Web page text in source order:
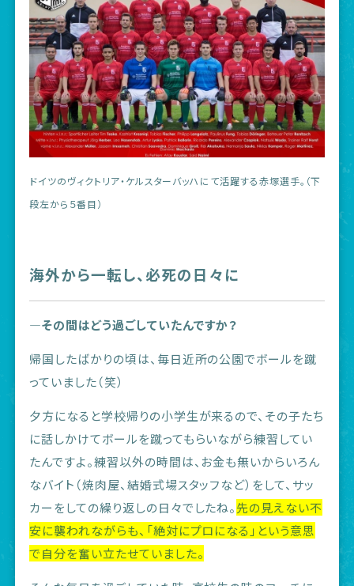
ドイツのヴィクトリア・ケルスターバッハにて活躍する赤塚選手。（下
段左から５番目）
海外から一転し、必死の日々に
―その間はどう過ごしていたんですか？
帰国したばかりの頃は、毎日近所の公園でボールを蹴
っていました（笑）
夕方になると学校帰りの小学生が来るので、その子たち
に話しかけてボールを蹴ってもらいながら練習してい
たんですよ。練習以外の時間は、お金も無いからいろん
なバイト（焼肉屋、結婚式場スタッフなど）をして、サッ
カーをしての繰り返しの日々でしたね。先の見えない不
安に襲われながらも、「絶対にプロになる」という意思
で自分を奮い立たせていました。